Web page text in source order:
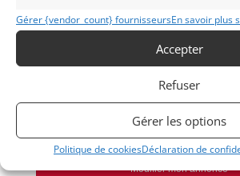
Gérer {vendor_count} fournisseursEn savoir plus
Accepter
Refuser
Gérer les options
Politique de cookiesDéclaration de
Modifier mon annonce